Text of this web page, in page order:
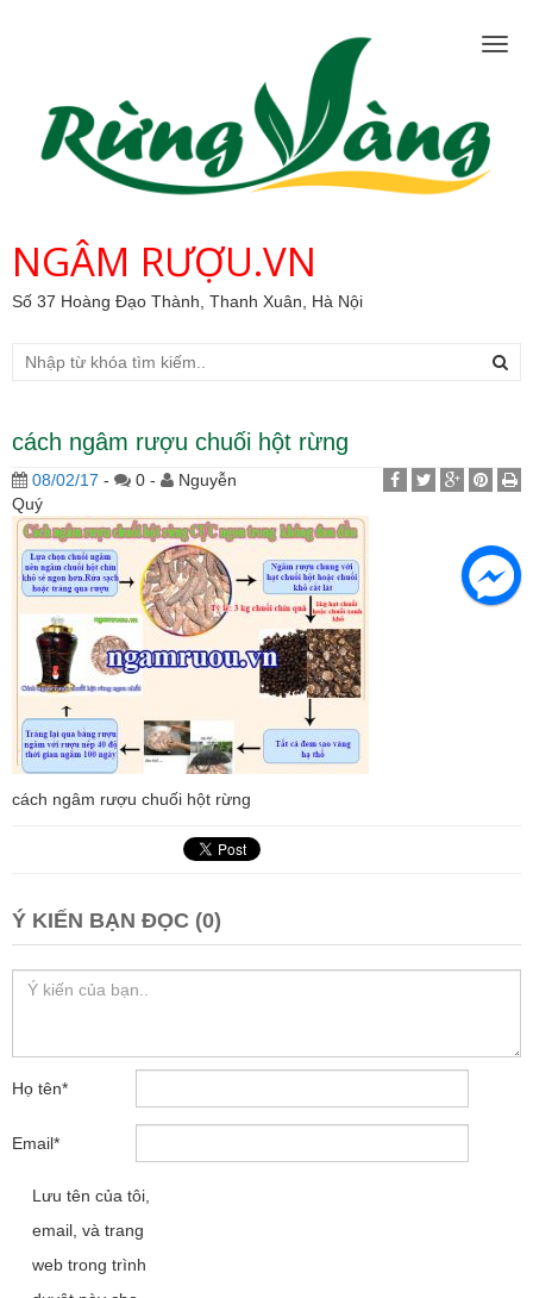
NGÂM RƯỢU.VN
Số 37 Hoàng Đạo Thành, Thanh Xuân, Hà Nội
cách ngâm rượu chuối hột rừng
08/02/17 - 0 -
Nguyễn
Quý
cách ngâm rượu chuối hột rừng
Ý KIẾN BẠN ĐỌC (0)
Họ tên*
Email*
Lưu tên của tôi,
email, và trang
web trong trình